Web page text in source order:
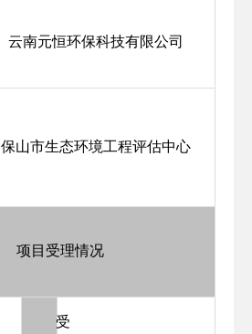
云南元恒环保科技有限公司
保山市生态环境工程评估中心
项目受理情况
受